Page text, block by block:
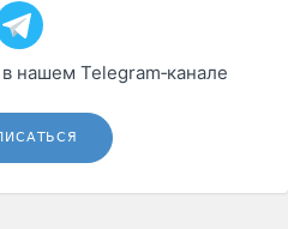
нашем Telegram‑канале